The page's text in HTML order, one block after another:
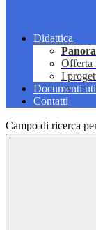
Didattica
Offerta
I
Documenti
Contatti
Campo di ricerca